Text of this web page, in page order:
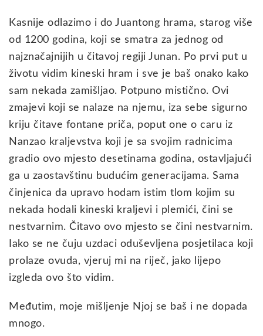
Kasnije odlazimo i do Juantong hrama, starog više
od 1200 godina, koji se smatra za jednog od
najznačajnijih u čitavoj regiji Junan. Po prvi put u
životu vidim kineski hram i sve je baš onako kako
sam nekada zamišljao. Potpuno mistično. Ovi
zmajevi koji se nalaze na njemu, iza sebe sigurno
kriju čitave fontane priča, poput one o caru iz
Nanzao kraljevstva koji je sa svojim radnicima
gradio ovo mjesto desetinama godina, ostavljajući
ga u zaostavštinu budućim generacijama. Sama
činjenica da upravo hodam istim tlom kojim su
nekada hodali kineski kraljevi i plemići, čini se
nestvarnim. Čitavo ovo mjesto se čini nestvarnim.
Iako se ne čuju uzdaci oduševljena posjetilaca koji
prolaze ovuda, vjeruj mi na riječ, jako lijepo
izgleda ovo što vidim.
Međutim, moje mišljenje Njoj se baš i ne dopada
mnogo.